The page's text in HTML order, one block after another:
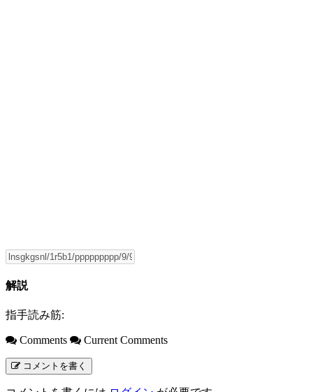
解説
指手読み筋:
Comments Current Comments
コメントを書く